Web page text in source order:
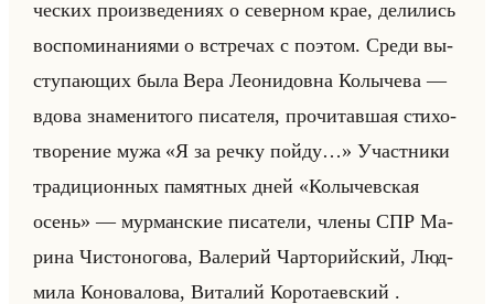
че­ских про­из­ве­де­ни­ях о се­вер­ном крае, де­ли­лись
вос­по­ми­на­ни­ями о встре­чах с по­этом. Среди вы­
сту­па­ющих была Вера Лео­ни­дов­на Ко­лы­че­ва —
вдова зна­ме­ни­то­го пи­са­те­ля, про­чи­тав­шая сти­хо­
тво­ре­ние мужа «Я за речку пойду…» Участ­ни­ки
тра­ди­ци­он­ных па­мят­ных дней «Колычевская
осень» — мур­ман­ские пи­са­те­ли, члены СПР Ма­
ри­на Чи­сто­но­го­ва, Ва­ле­рий Чарто­рийский, Люд­
ми­ла Ко­но­ва­ло­ва, Ви­та­лий Ко­ро­та­ев­ский .